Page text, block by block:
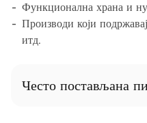
Функционална храна и
Производи који
итд.
Често постављана